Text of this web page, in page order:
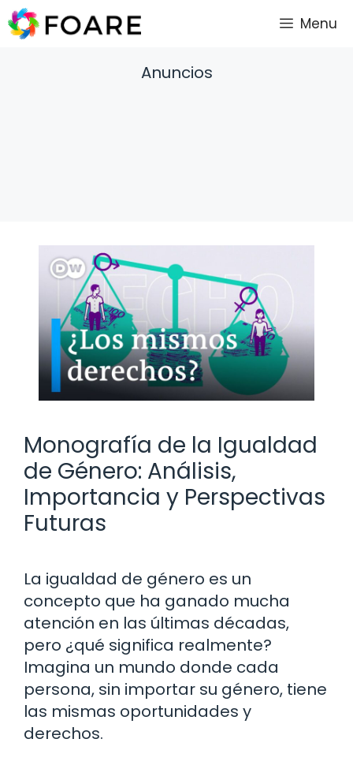
Saltar
al
Menu
Anuncios
Monografía de la Igualdad
de Género: Análisis,
Importancia y Perspectivas
Futuras
La igualdad de género es un
concepto que ha ganado mucha
atención en las últimas décadas,
pero ¿qué significa realmente?
Imagina un mundo donde cada
persona, sin importar su género, tiene
las mismas oportunidades y
derechos.